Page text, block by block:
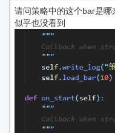
请问策略中的这个bar是哪
似乎也没看到